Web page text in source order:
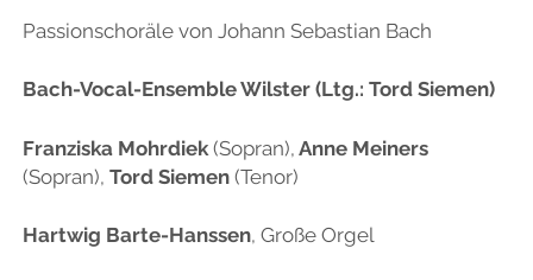
Passionschoräle von Johann Sebastian Bach
Bach-Vocal-Ensemble Wilster (Ltg.: Tord Siemen)
Franziska Mohrdiek (Sopran), Anne Meiners
(Sopran), Tord Siemen (Tenor)
Hartwig Barte-Hanssen, Große Orgel